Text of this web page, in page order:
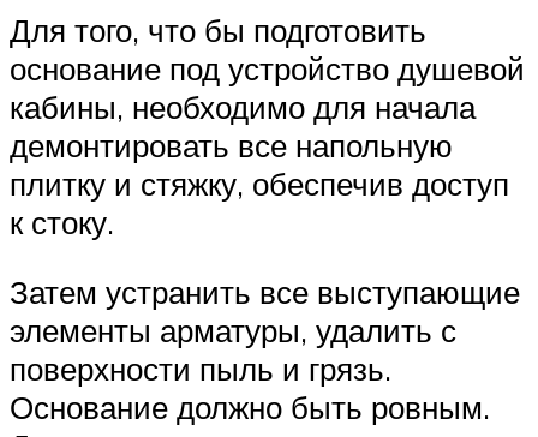
Для того, что бы подготовить
основание под устройство душевой
кабины, необходимо для начала
демонтировать все напольную
плитку и стяжку, обеспечив доступ
к стоку.
Затем устранить все выступающие
элементы арматуры, удалить с
поверхности пыль и грязь.
Основание должно быть ровным.